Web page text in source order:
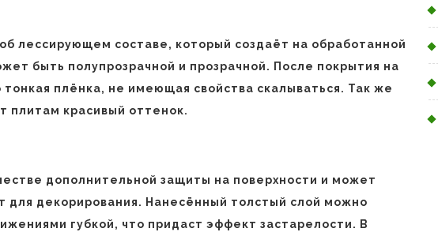
лессирующем составе, который создаёт на обработанной
быть полупрозрачной и прозрачной. После покрытия на
плёнка, не имеющая свойства скалываться. Так же
плитам красивый оттенок.
дополнительной защиты на поверхности и может
для декорирования. Нанесённый толстый слой можно
губкой, что придаст эффект застарелости. В